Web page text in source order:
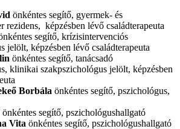
önkéntes segítő, gyermek- és
rezidens, képzésben lévő családterapeuta
segítő, krízisintervenciós
jelölt, képzésben lévő családterapeuta
önkéntes segítő, tanácsadó
klinikai szakpszichológus jelölt, képzésben
Borbála önkéntes segítő, pszichológus,
önkéntes segítő, pszichológushallgató
Vita önkéntes segítő, pszichológushallgató